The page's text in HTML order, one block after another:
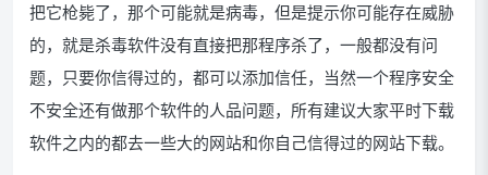
把它枪毙了，那个可能就是病毒，但是提示你可能存在威胁
的，就是杀毒软件没有直接把那程序杀了，一般都没有问
题，只要你信得过的，都可以添加信任，当然一个程序安全
不安全还有做那个软件的人品问题，所有建议大家平时下载
软件之内的都去一些大的网站和你自己信得过的网站下载。